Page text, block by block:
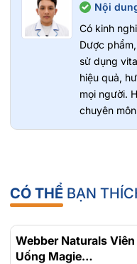
Nội
Có kinh
Dược
sử dụng
hiệu quả,
mọi người.
chuyên
CÓ THỂ BẠN
- 15%
Webber Naturals Viên
Uống Magie